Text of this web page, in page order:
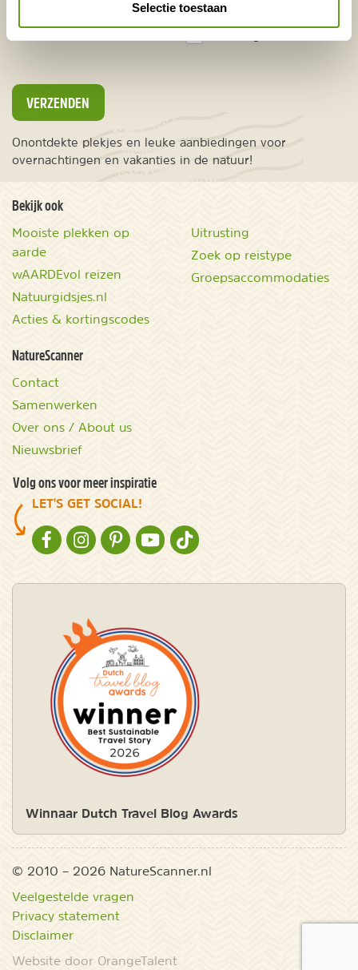
Selectie toestaanEuropa
VERZENDEN
Onontdekte plekjes en leuke aanbiedingen voor
overnachtingen en vakanties in de natuur!
Bekijk ook
Mooiste plekken op
aarde
wAARDEvol reizen
Natuurgidsjes.nl
Acties & kortingscodes
Uitrusting
Zoek op reistype
Groepsaccommodaties
NatureScanner
Contact
Samenwerken
Over ons / About us
Nieuwsbrief
Volg ons voor meer inspiratie
LET'S GET SOCIAL!
NATURESCANNER OP FACEBOOK
NATURESCANNER OP INSTAGRAM
NATURESCANNER OP PINTEREST
NATURESCANNER OP YOUTUBE
NATURESCANNER OP TIKTOK
Winnaar Dutch Travel Blog Awards
© 2010 – 2026 NatureScanner.nl
Veelgestelde vragen
Privacy statement
Disclaimer
Website door OrangeTalent